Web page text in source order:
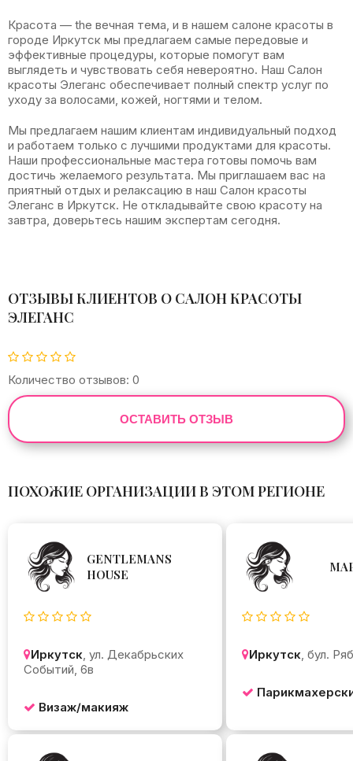
Красота — the вечная тема, и в нашем салоне красоты в
городе Иркутск мы предлагаем самые передовые и
эффективные процедуры, которые помогут вам
выглядеть и чувствовать себя невероятно. Наш Салон
красоты Элеганс обеспечивает полный спектр услуг по
уходу за волосами, кожей, ногтями и телом.
Мы предлагаем нашим клиентам индивидуальный подход
и работаем только с лучшими продуктами для красоты.
Наши профессиональные мастера готовы помочь вам
достичь желаемого результата. Мы приглашаем вас на
приятный отдых и релаксацию в наш Салон красоты
Элеганс в Иркутск. Не откладывайте свою красоту на
завтра, доверьтесь нашим экспертам сегодня.
ОТЗЫВЫ КЛИЕНТОВ О САЛОН КРАСОТЫ
ЭЛЕГАНС
Количество отзывов: 0
ОСТАВИТЬ ОТЗЫВ
ПОХОЖИЕ ОРГАНИЗАЦИИ В ЭТОМ РЕГИОНЕ
GENTLEMANS
HOUSE
Иркутск, ул. Декабрьских
Событий, 6в
Визаж/макияж
Иркутск, бул.